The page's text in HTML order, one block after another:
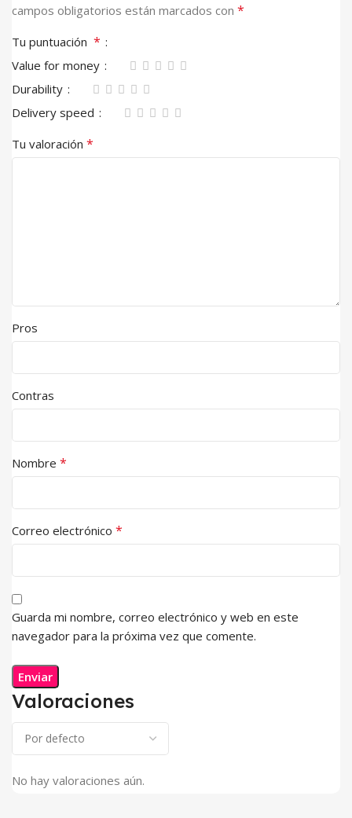
Valoraciones
No hay valoraciones aún.
campos obligatorios están marcados con *
Tu puntuación *
Value for money
Durability
Delivery speed
Tu valoración *
Pros
Contras
Nombre *
Correo electrónico *
Guarda mi nombre, correo electrónico y web en este
navegador para la próxima vez que comente.